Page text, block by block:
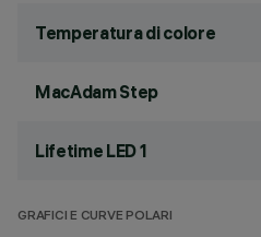
Temperatura di colore
MacAdam Step
Lifetime LED 1
GRAFICI E CURVE POLARI